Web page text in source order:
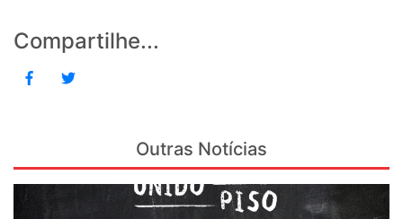
Compartilhe...
Outras Notícias